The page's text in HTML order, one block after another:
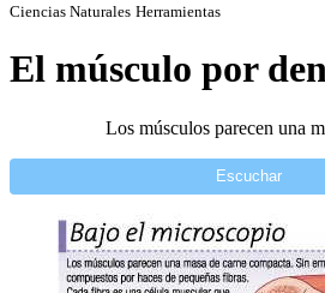
Ciencias Naturales Herramientas
El músculo por
Los músculos parecen una
Escuchar